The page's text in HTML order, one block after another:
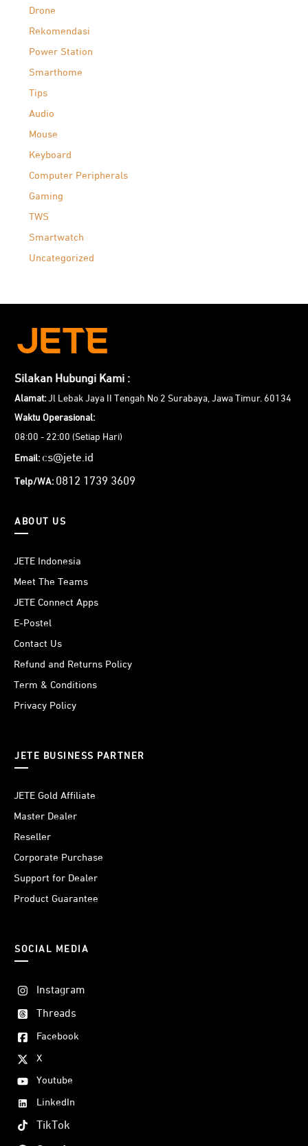
Drone
Rekomendasi
Power Station
Smarthome
Tips
Audio
Mouse
Keyboard
Computer Peripherals
Gaming
TWS
Smartwatch
Uncategorized
Silakan Hubungi Kami :
Alamat: Jl Lebak Jaya II Tengah No 2 Surabaya, Jawa Timur. 60134
Waktu Operasional:
08:00 - 22:00 (Setiap Hari)
Email: cs@jete.id
Telp/WA: 0812 1739 3609
ABOUT US
JETE Indonesia
Meet The Teams
JETE Connect Apps
E-Postel
Contact Us
Refund and Returns Policy
Term & Conditions
Privacy Policy
JETE BUSINESS PARTNER
JETE Gold Affiliate
Master Dealer
Reseller
Corporate Purchase
Support for Dealer
Product Guarantee
SOCIAL MEDIA
Instagram
Threads
Facebook
X
Youtube
LinkedIn
TikTok